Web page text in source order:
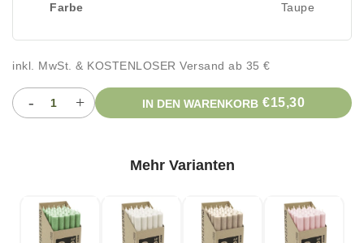
Farbe
Taupe
inkl. MwSt. & KOSTENLOSER Versand ab 35 €
- + IN DEN WARENKORB €15,30
Mehr Varianten